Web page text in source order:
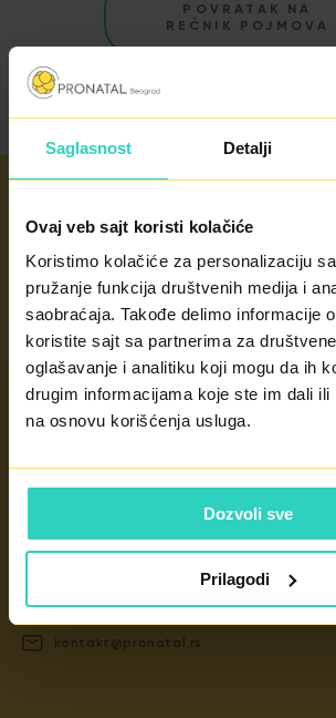
Saglasnost Detalji
Ovaj veb sajt koristi kolačiće
Koristimo kolačiće za personalizaciju
pružanje funkcija društvenih medija i
saobraćaja. Takođe delimo informacije
koristite sajt sa partnerima za
oglašavanje i analitiku koji mogu da ih
drugim informacijama koje ste im dali ili
na osnovu korišćenja usluga.
Dozvoli sve
Prilagodi
POVRATAK NA
REČNIK POJMOVA
+381 11 439 4840
kontakt@pronatal.rs
Radno vreme
radnim danima od 8 - 20h
subotom od 8 - 14h
nedeljom po potrebi
KONTAKT